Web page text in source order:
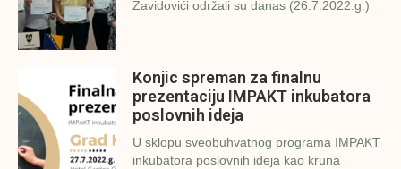
Zavidovići održali su danas (26.7.2022.g.)
Konjic spreman za finalnu
prezentaciju IMPAKT inkubatora
poslovnih ideja
U sklopu sveobuhvatnog programa IMPAKT
inkubatora poslovnih ideja kao kruna